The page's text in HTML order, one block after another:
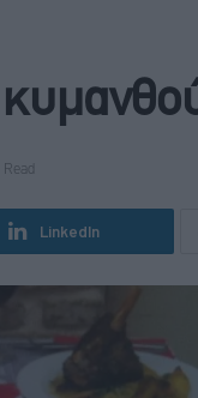
Read
LinkedIn